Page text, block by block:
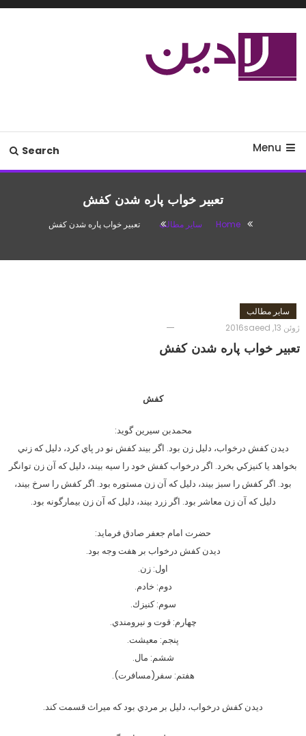
Skip
Menu
Search
تعبیر خواب پاره شدن کفش
Home سایر مطالب تعبیر خواب پاره شدن کفش
سایر مطالب
ژوئن 13, 2016
saeed
تعبیر خواب پاره شدن کفش
کفش
محمدبن سيرين گويد:
ديدن كفش درخواب، دليل زن بود. اگر بيند كفش نو در پاي كرد، دليل كه زني
بخواهد يا كنيزكي بخرد. اگر درخواب كفش خود را سيه بيند، دليل كه آن زن توانگر
بود. اگر كفش را سبز بيند، دليل كه آن زن مستوره بود. اگر كفش را سرخ بيند،
دليل كه آن زن معاشر بود. اگر زرد بيند، دليل كه آن زن بيمارگونه بود.
حضرت امام جعفر صادق فرمايد:
ديدن كفش درخواب بر هفت وجه بود.
اول: زن.
دوم: خادم.
سوم: كنيزك.
چهارم: قوت و نيرومندي.
پنجم: معيشت.
ششم: مال.
هفتم: سفر(مسافرت).
ديدن كفش درخواب، دليل بر مردي بود كه ميراث قسمت كند.